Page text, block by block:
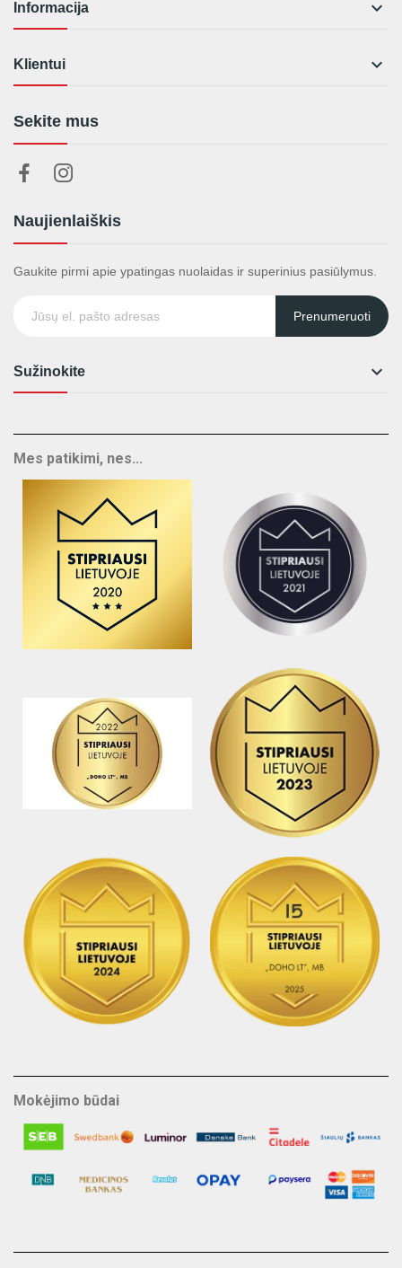
Informacija 
Klientui 
Sekite mus
Naujienlaiškis
Gaukite pirmi apie ypatingas nuolaidas ir superinius pasiūlymus.
Prenumeruoti
Sužinokite 
Mes patikimi, nes...
Mokėjimo būdai